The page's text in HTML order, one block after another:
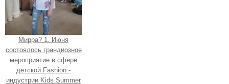
Мирра? 1. Июня
состоялось грандиозное
мероприятие в сфере
детской Fashion -
индустрии Kids Summer